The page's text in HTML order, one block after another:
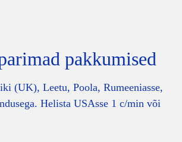
pakkumised
(UK), Leetu, Poola, Rumeeniasse,
Helista USAsse 1 c/min või